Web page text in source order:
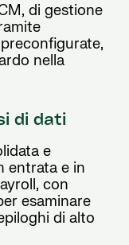
di gestione
nella
di dati
e
entrata e in
con
esaminare
di alto